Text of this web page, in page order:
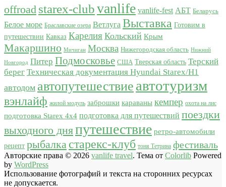
offroad starex-clubvanlife vanlife-fest АБТ Беларусь
Белое море Браславские озера Ветлуга Выставка Готовим в
путешествии Кавказ Карелия Кольский Крым
Макаршино Мичиган Москва Нижегородская область Нижний
Новгород Питер Подмосковье США Тверская область Терский
берег Техническая документация Hyundai Starex/H1
автодом автопутешествие автотуризм
вэнлайф жилой модуль заброшки караваны кемпер охота на лис
подготовка Starex 4x4 подготовка для путешествий поездки
выходного дняпутешествие ретро-автомобили
рецепт рыбалка старекс-клуб тоня Тетрина фестиваль
Авторские права © 2026 vanlife travel. Тема от Colorlib Powered
by WordPress
Использование фотографий и текста на сторонних ресурсах
не допускается.